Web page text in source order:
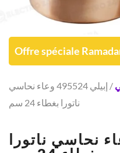
Offre spéciale
/ إبيلي 495524 وعاء نحاسي
ناتورا بغطاء 24 سم
495524 وعاء نحاسي ناتورا